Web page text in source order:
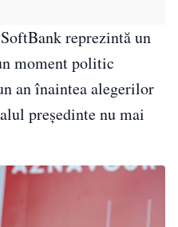
reprezintă un
moment politic
an înaintea alegerilor
președinte nu mai